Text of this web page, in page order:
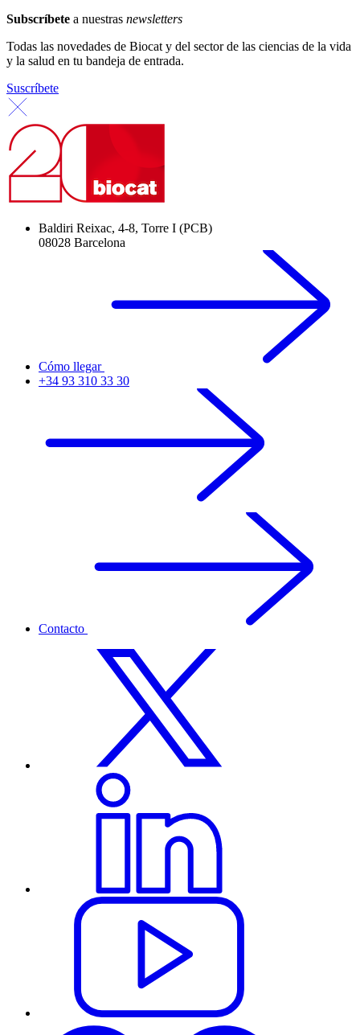
Subscríbete a nuestras newsletters
Todas las novedades de Biocat y del sector de las ciencias de la vida
y la salud en tu bandeja de entrada.
Suscríbete
Baldiri Reixac, 4-8, Torre I (PCB)
08028 Barcelona
Cómo llegar
+34 93 310 33 30
Contacto